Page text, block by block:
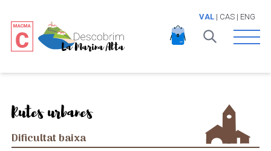
VAL| CAS| ENG
Open
Rutes urbanes
Dificultat baixa